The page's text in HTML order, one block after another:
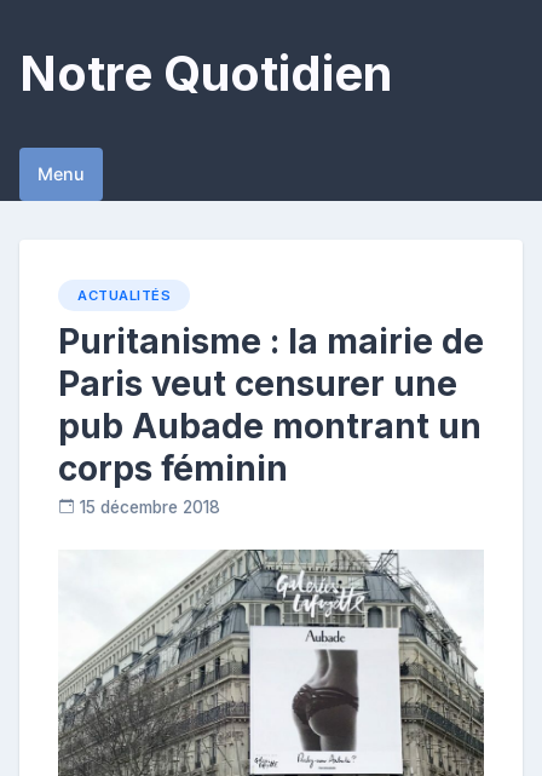
content
Notre Quotidien
Menu
ACTUALITÉS
Puritanisme : la mairie de
Paris veut censurer une
pub Aubade montrant un
corps féminin
15 décembre 2018
o
n
t
r
i
b
u
t
r